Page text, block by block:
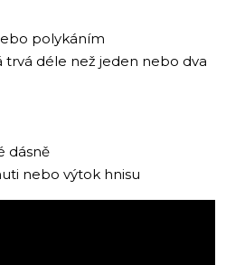
polykáním
trvá déle než jeden nebo dva
dásně
nebo výtok hnisu